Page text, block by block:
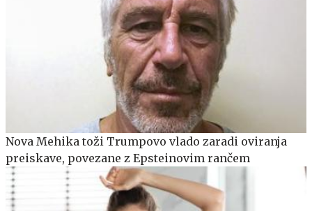
Nova Mehika toži Trumpovo vlado zaradi oviranja
preiskave, povezane z Epsteinovim rančem